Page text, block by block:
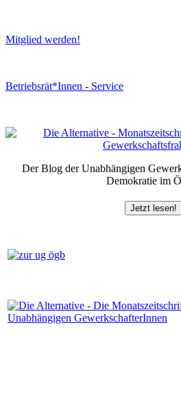
Mitglied werden!
Betriebsrät*Innen - Service
Der Blog der Unabhängigen
Demokratie im
Jetzt lesen!